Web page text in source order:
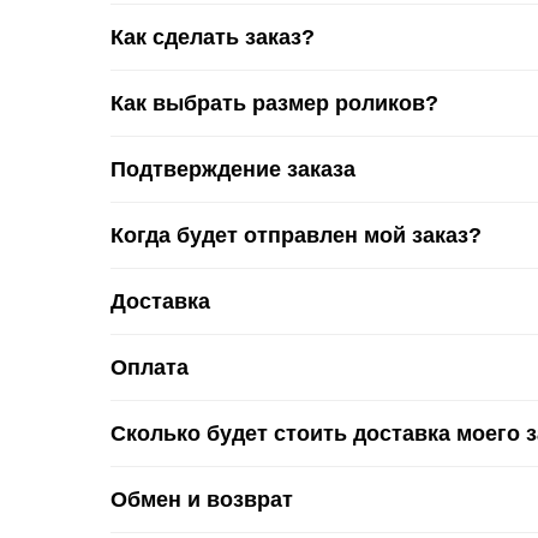
Как сделать заказ?
Как выбрать размер роликов?
Подтверждение заказа
Когда будет отправлен мой заказ?
Доставка
Оплата
Сколько будет стоить доставка моего
Обмен и возврат